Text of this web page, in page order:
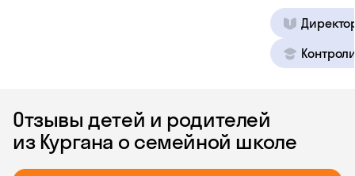
Отзывы детей и родителей
из Кургана о семейной школе